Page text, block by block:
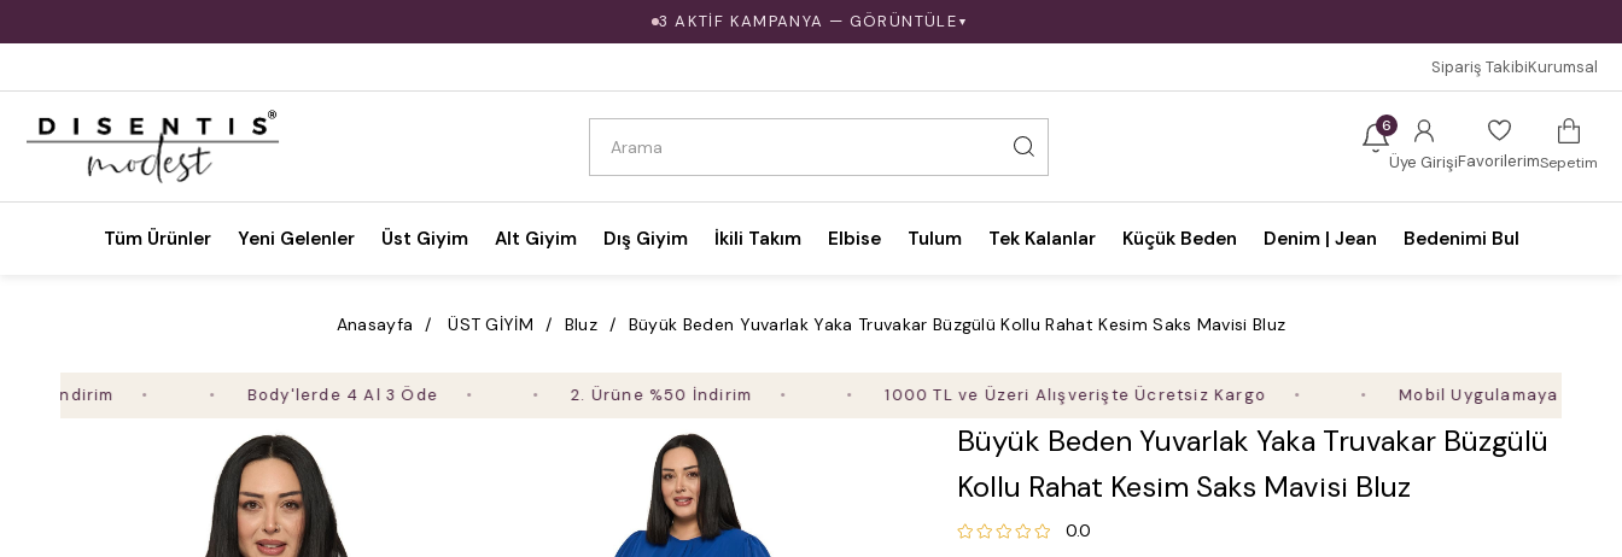
3 AKTİF KAMPANYA — GÖRÜNTÜLE ▼
Sipariş TakibiKurumsal
6
Üye GirişiFavorilerimSepetim
Tüm Ürünler Yeni Gelenler Üst Giyim Alt Giyim Dış Giyim İkili Takım Elbise Tulum Tek Kalanlar Küçük Beden Denim | Jean Bedenimi Bul
Anasayfa ÜST GİYİM Bluz Büyük Beden Yuvarlak Yaka Truvakar Büzgülü Kollu Rahat Kesim Saks Mavisi Bluz
Body'lerde 4 Al 3 Öde 2. Ürüne %50 İndirim 1000 TL ve Üzeri Alışverişte Ücretsiz Kargo Mobil Uygulamaya Özel Ek %5
Büyük Beden Yuvarlak Yaka Truvakar Büzgülü
Kollu Rahat Kesim Saks Mavisi Bluz
0.0